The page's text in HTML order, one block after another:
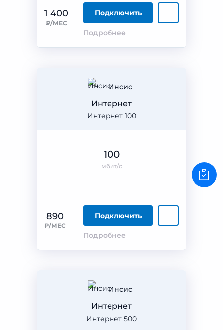
1 400
₽/МЕС
Подключить
Подробнее
Инсис
Интернет 100
Интернет
890
₽/МЕС
Подключить
Подробнее
100
мбит/с
Инсис
Интернет 500
Интернет